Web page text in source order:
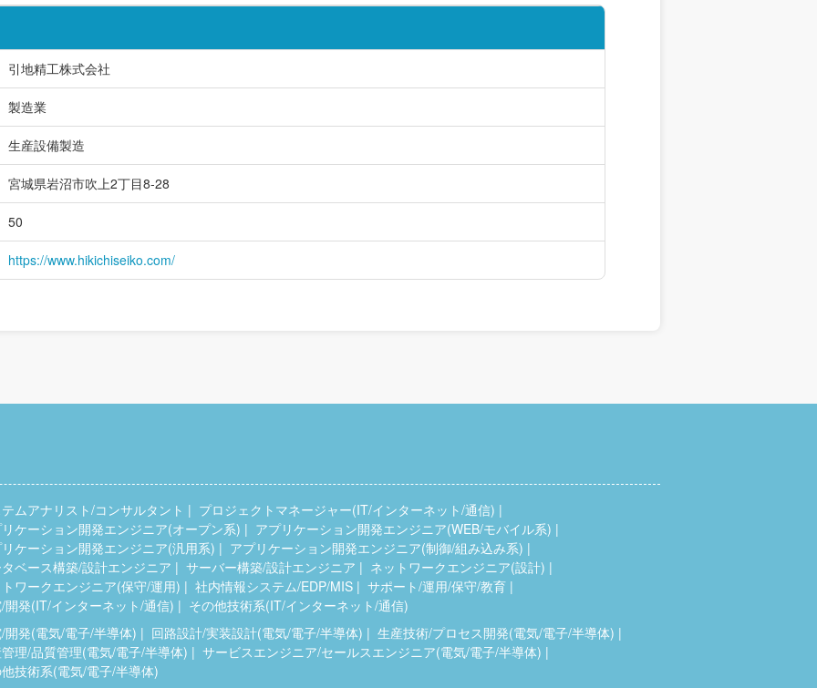
引地精工株式会社
製造業
生産設備製造
宮城県岩沼市吹上2丁目8‐28
50
https://www.hikichiseiko.com/
ムアナリスト/コンサルタント
プロジェクトマネージャー(IT/インターネット/通信)
ケーション開発エンジニア(オープン系)
アプリケーション開発エンジニア(WEB/モバイル系)
ケーション開発エンジニア(汎用系)
アプリケーション開発エンジニア(制御/組み込み系)
ベース構築/設計エンジニア
サーバー構築/設計エンジニア
ネットワークエンジニア(設計)
ワークエンジニア(保守/運用)
社内情報システム/EDP/MIS
サポート/運用/保守/教育
開発(IT/インターネット/通信)
その他技術系(IT/インターネット/通信)
開発(電気/電子/半導体)
回路設計/実装設計(電気/電子/半導体)
生産技術/プロセス開発(電気/電子/半導体)
理/品質管理(電気/電子/半導体)
サービスエンジニア/セールスエンジニア(電気/電子/半導体)
技術系(電気/電子/半導体)